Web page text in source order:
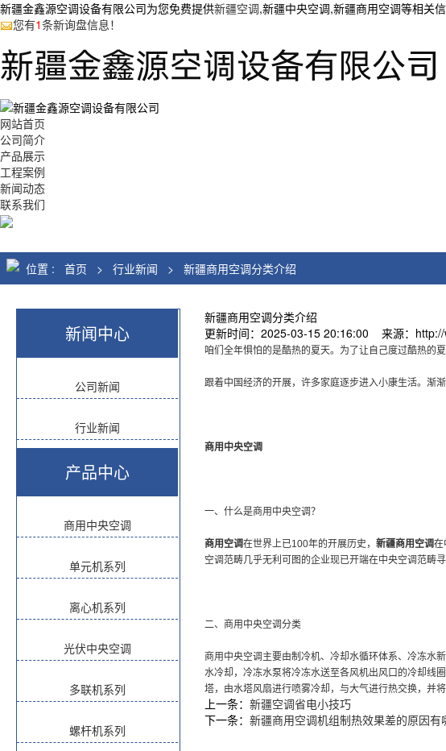
新疆金鑫源空调设备有限公司为您免费提供新疆空调,新疆中央空调,新疆商用空调等相关
您有1条新询盘信息！
网站首页
公司简介
产品展示
工程案例
新闻动态
联系我们
位置 : 首页 > 行业新闻 > 新疆商用空调分类介绍
新闻中心
公司新闻
行业新闻
产品中心
商用中央空调
单元机系列
离心机系列
光伏中央空调
多联机系列
螺杆机系列
新疆商用空调分类介绍
更新时间：2025-03-15 20:16:00 来源：
咱们全年惧怕的是酷热的夏天。为了让自己度过酷热的
跟着中国经济的开展，许多家庭逐步进入小康生活。渐
商用中央空调
一、什么是商用中央空调？
商用空调在世界上已100年的开展历史， 新疆商用空调在
空调范畴几乎无利可图的企业现已开端在中央空调范畴
二、商用中央空调分类
商用中央空调主要由制冷机、冷却水循环体系、冷冻水
水冷却，冷冻水泵将冷冻水送至各风机出风口的冷却线
塔，由水塔风扇进行喷雾冷却，与大气进行热交换，并
上一条： 新疆空调省电小技巧
下一条： 新疆商用空调机组制热效果差的原因有